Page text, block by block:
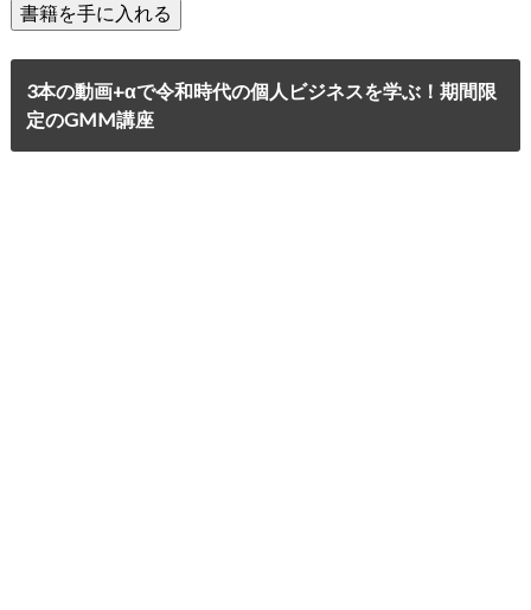
3本の動画+αで令和時代の個人ビジネスを学ぶ！期間限
定のGMM講座